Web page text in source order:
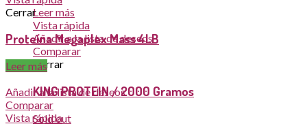
Leer más
Vista rápida
Añadir a la lista de deseos
Comparar
Cerrar
KING PROTEIN / 2000 Gramos
Sold out
Cerrar
Proteína Megaplex Mass 4LB
Leer más
Añadir a la lista de deseos
Comparar
Vista rápida